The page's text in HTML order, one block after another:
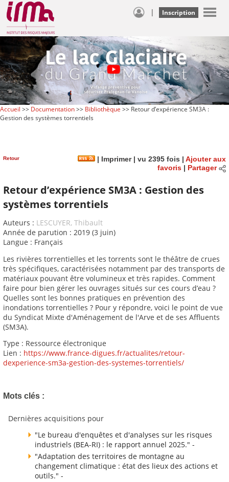
| Inscription
Accueil >> Documentation>> Bibliothèque >> Retour d’expérience SM3A :
Gestion des systèmes torrentiels
Retour | Imprimer| vu 2395 fois | Ajouter aux
favoris| Partager
Retour d’expérience SM3A : Gestion des
systèmes torrentiels
Auteurs : LESCUYER, Thibault
Année de parution : 2019 (3 juin)
Langue : Français
Les rivières torrentielles et les torrents sont le théâtre de crues
très spécifiques, caractérisées notamment par des transports de
matériaux pouvant être volumineux et très rapides. Comment
faire pour bien gérer les ouvrages situés sur ces cours d’eau ?
Quelles sont les bonnes pratiques en prévention des
inondations torrentielles ? Pour y répondre, voici le point de vue
du Syndicat Mixte d'Aménagement de l'Arve et de ses Affluents
(SM3A).
Type : Ressource électronique
Lien : https://www.france-digues.fr/actualites/retour-
dexperience-sm3a-gestion-des-systemes-torrentiels/
Mots clés :
Dernières acquisitions pour
"Le bureau d'enquêtes et d'analyses sur les risques
industriels (BEA-RI) : le rapport annuel 2025." -
"Adaptation des territoires de montagne au
changement climatique : état des lieux des actions et
outils." -